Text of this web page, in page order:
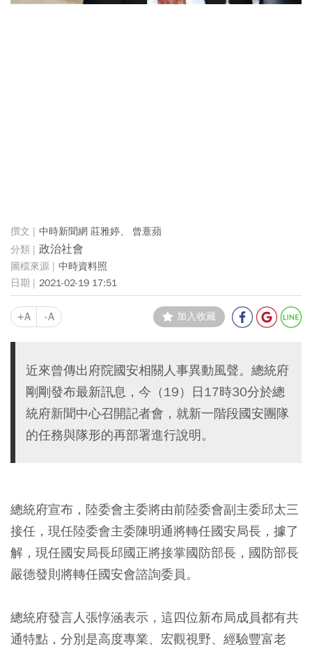
中時新聞網 莊雅婷、 曾薏蘋
政治社會
中時資料照
2021-02-19 17:51
+A -A 加入收藏
近來曾傳出府院國安相關人事異動風聲。總統府
剛剛發布最新訊息，今（19）日17時30分於總
統府新聞中心召開記者會，就新一階段國安團隊
的任務與隊形的再部署進行說明。
總統府宣布，陸委會主委將由前陸委會副主委邱太三
接任，現任陸委會主委陳明通將轉任國安局長，據了
解，現任國安局長邱國正將接掌國防部長，國防部長
嚴德發則將轉任國安會諮詢委員。
總統府發言人張惇涵表示，這四位新布局成員都有共
通特點，分別是高度專業、宏觀視野、經驗豐富老